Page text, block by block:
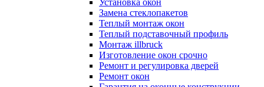
Установка окон
Замена стеклопакетов
Теплый монтаж окон
Теплый подставочный профиль
Монтаж illbruck
Изготовление окон срочно
Ремонт и регулировка дверей
Ремонт окон